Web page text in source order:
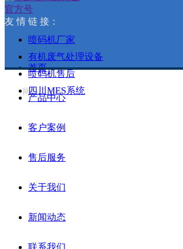
넳 넲
网站二维码
友 情 链 接：
喷码机厂家
有机废气处理设备
喷码机售后
四川MES系统
首页
产品中心
客户案例
售后服务
关于我们
新闻动态
联系我们